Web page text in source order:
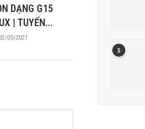
DẠNG G15
| TUYẾN...
05/2021
5